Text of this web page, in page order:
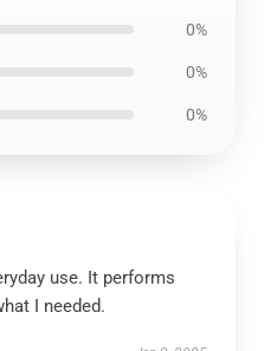
0%
0%
0%
use. It performs
I needed.